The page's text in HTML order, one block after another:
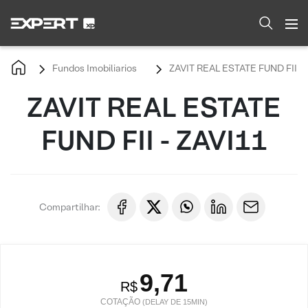
Fundos Imobiliarios ZAVIT REAL ESTATE FUND FII -
ZAVIT REAL ESTATE
FUND FII - ZAVI11
Compartilhar:
R$9,71
COTAÇÃO (DELAY DE 15MIN)